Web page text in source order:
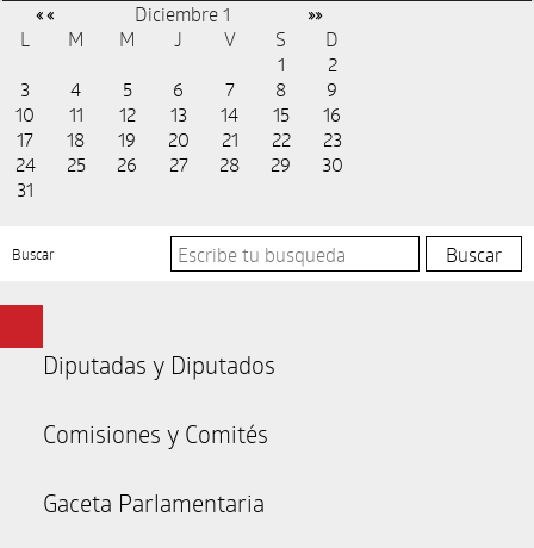
« « Diciembre 1 »»
L M M J V S
D
1
2
3
4 5 6 7 8
9
10
11 12 13 14 15
16
17
18 19 20 21 22
23
24
25 26 27 28 29
30
31
Buscar
Diputadas y Diputados
Comisiones y Comités
Gaceta Parlamentaria